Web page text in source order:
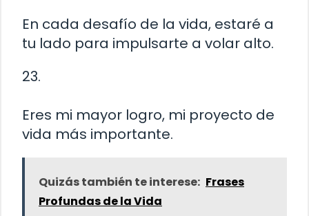
En cada desafío de la vida, estaré a
tu lado para impulsarte a volar alto.
23.
Eres mi mayor logro, mi proyecto de
vida más importante.
Quizás también te interese: Frases
Profundas de la Vida